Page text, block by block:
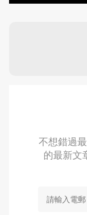
不想錯過
的最新文